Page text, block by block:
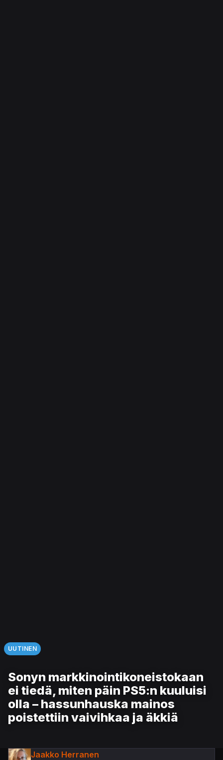
UUTINEN
Sonyn markkinointikoneistokaan
ei tiedä, miten päin PS5:n kuuluisi
olla – hassunhauska mainos
poistettiin vaivihkaa ja äkkiä
Jaakko Herranen